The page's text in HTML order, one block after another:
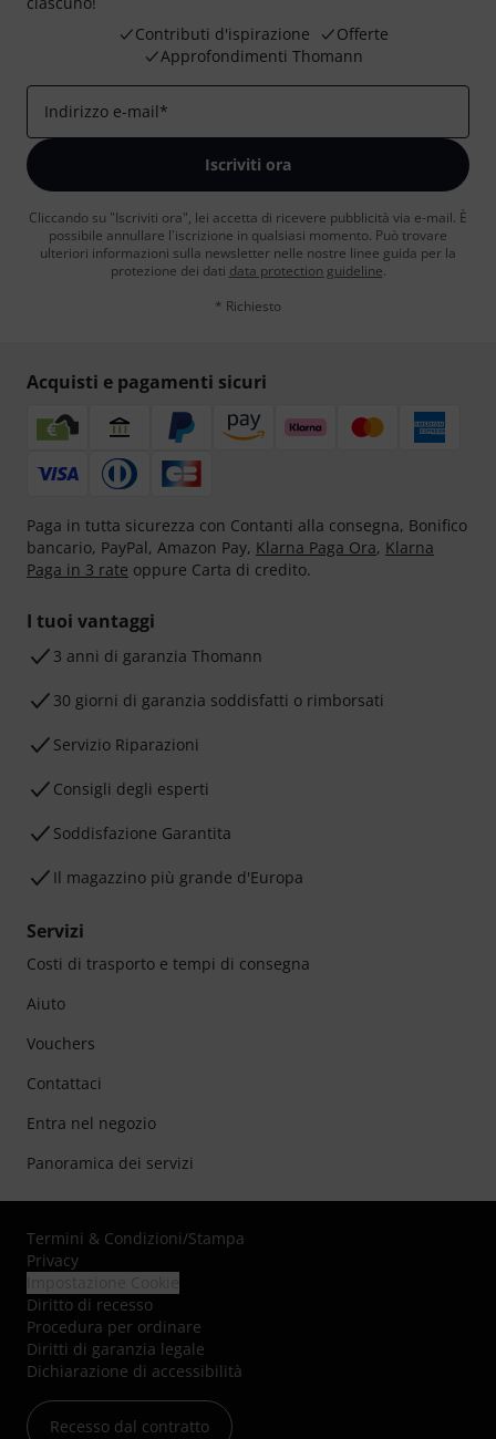
Contributi d'ispirazione
Offerte
Approfondimenti Thomann
Indirizzo e-mail*
Iscriviti ora
Cliccando su "Iscriviti ora", lei accetta di ricevere pubblicità via e-mail. È
possibile annullare l'iscrizione in qualsiasi momento. Può trovare
ulteriori informazioni sulla newsletter nelle nostre linee guida per la
protezione dei dati data protection guideline.
* Richiesto
Acquisti e pagamenti sicuri
Paga in tutta sicurezza con Contanti alla consegna, Bonifico
bancario, PayPal, Amazon Pay, Klarna Paga Ora, Klarna
Paga in 3 rate oppure Carta di credito.
I tuoi vantaggi
3 anni di garanzia Thomann
30 giorni di garanzia soddisfatti o rimborsati
Servizio Riparazioni
Consigli degli esperti
Soddisfazione Garantita
Il magazzino più grande d'Europa
Servizi
Costi di trasporto e tempi di consegna
Aiuto
Vouchers
Contattaci
Entra nel negozio
Panoramica dei servizi
Termini & Condizioni/Stampa
Privacy
Diritto di recesso
Procedura per ordinare
Diritti di garanzia legale
Dichiarazione di accessibilità
Recesso dal contratto